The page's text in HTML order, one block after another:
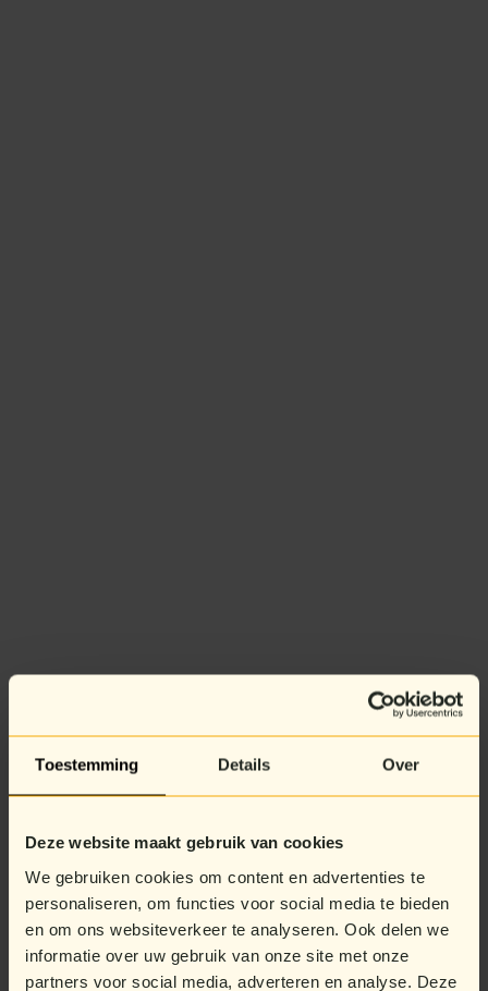
Toestemming Details Over
Deze website maakt gebruik van cookies
We gebruiken cookies om content en advertenties te
personaliseren, om functies voor social media te bieden
en om ons websiteverkeer te analyseren. Ook delen we
informatie over uw gebruik van onze site met onze
partners voor social media, adverteren en analyse. Deze